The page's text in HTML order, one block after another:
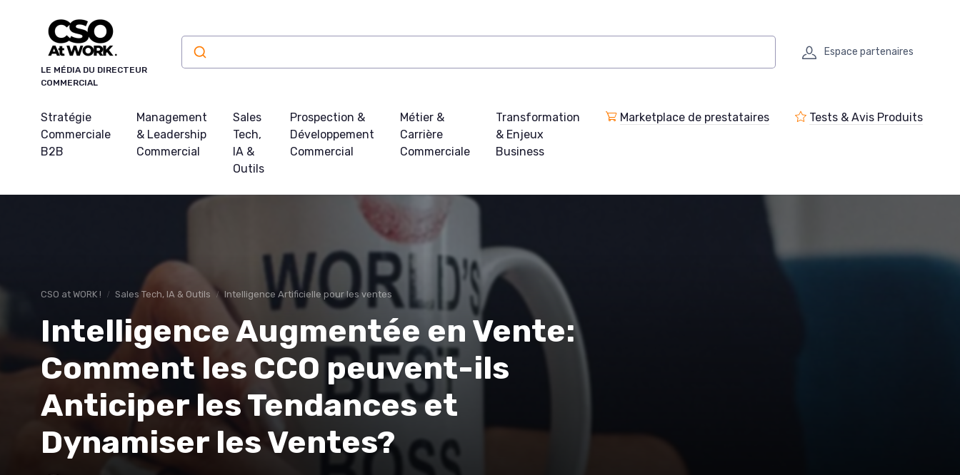
LE MÉDIA DU DIRECTEUR
COMMERCIAL
Espace partenaires
Stratégie
Commerciale
B2B
Management
& Leadership
Commercial
Sales
Tech,
IA &
Outils
Prospection &
Développement
Commercial
Métier &
Carrière
Commerciale
Transformation
& Enjeux
Business
Marketplace de prestataires Tests & Avis Produits
CSO at WORK ! Sales Tech, IA & Outils Intelligence Artificielle pour les ventes
Intelligence Augmentée en Vente:
Comment les CCO peuvent-ils
Anticiper les Tendances et
Dynamiser les Ventes?